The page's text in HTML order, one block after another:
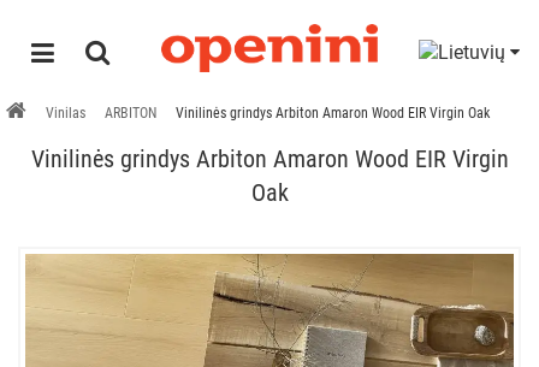
Vinilas ARBITON Vinilinės grindys Arbiton Amaron Wood EIR Virgin Oak
Vinilinės grindys Arbiton Amaron Wood EIR Virgin
Oak